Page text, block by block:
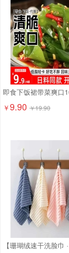
￥9.90 ￥19.90